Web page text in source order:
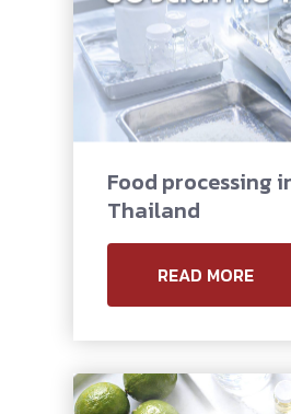
Food processing
Thailand
READ MORE